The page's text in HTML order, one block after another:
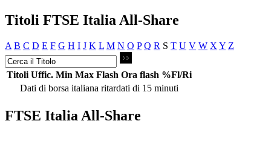
Titoli FTSE Italia All-Share
A B C D E F G H I J K L M N O P Q R S T U V W X Y Z
Titoli Uffic. Min Max Flash Ora flash %Fl/Ri
Dati di borsa italiana ritardati di 15 minuti
FTSE Italia All-Share